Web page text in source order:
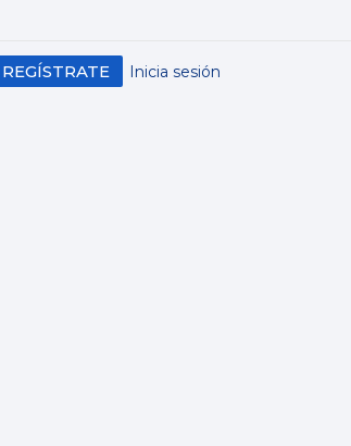
Inicia sesión
REGÍSTRATE